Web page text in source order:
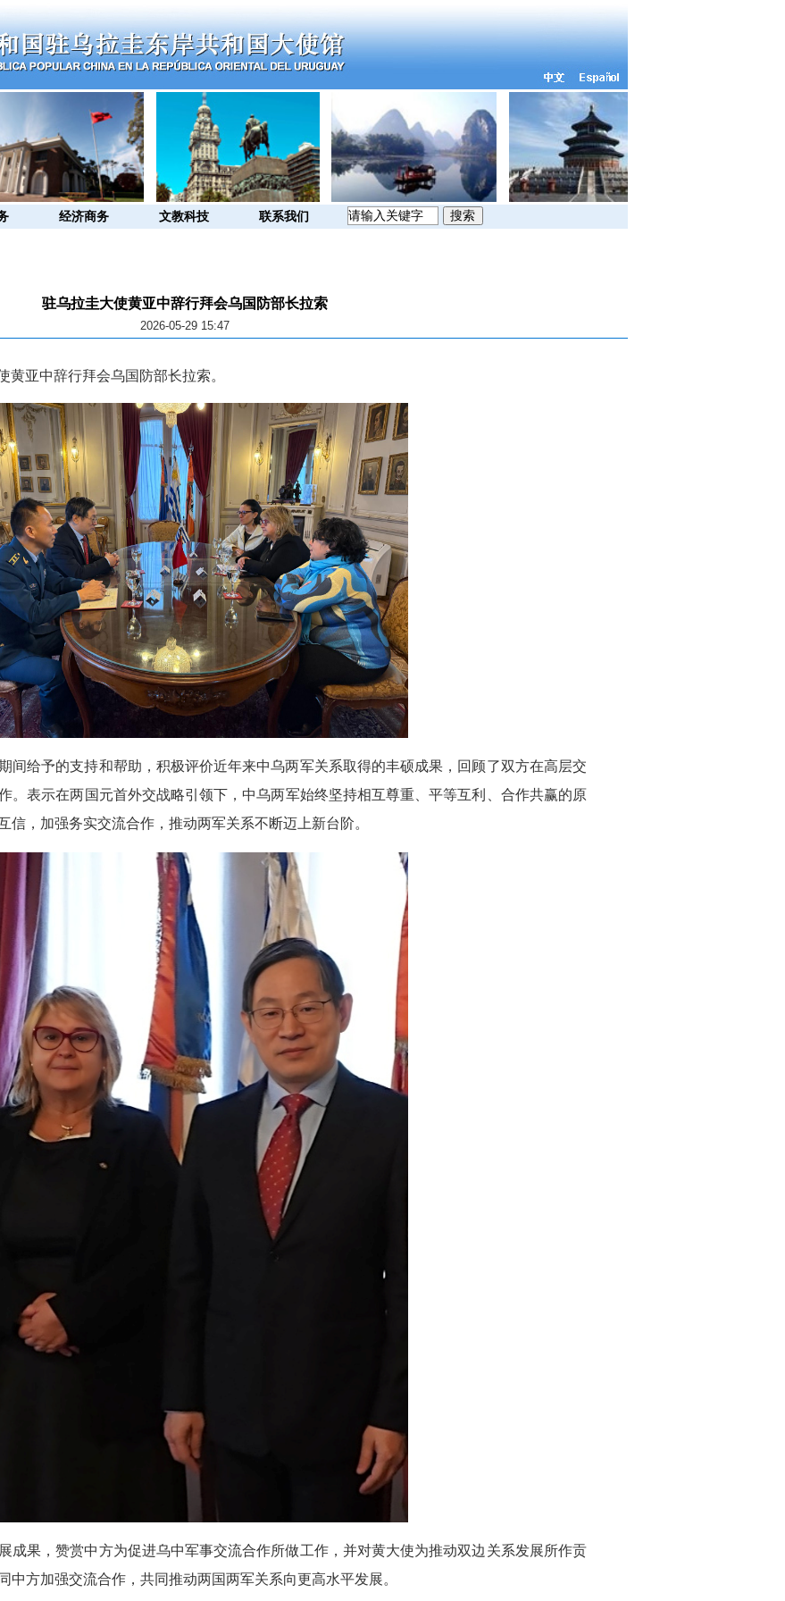
经济商务 文教科技 联系我们
驻乌拉圭大使黄亚中辞行拜会乌国防部长拉索
2026-05-29 15:47
黄亚中辞行拜会乌国防部长拉索。
间给予的支持和帮助，积极评价近年来中乌两军关系取得的丰硕成果，回顾了双方在高层交
。表示在两国元首外交战略引领下，中乌两军始终坚持相互尊重、平等互利、合作共赢的原
信，加强务实交流合作，推动两军关系不断迈上新台阶。
成果，赞赏中方为促进乌中军事交流合作所做工作，并对黄大使为推动双边关系发展所作贡
中方加强交流合作，共同推动两国两军关系向更高水平发展。